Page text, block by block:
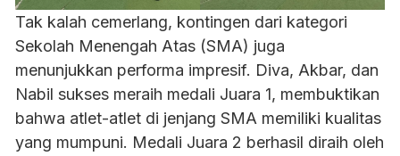
Tak kalah cemerlang, kontingen dari kategori
Sekolah Menengah Atas (SMA) juga
menunjukkan performa impresif. Diva, Akbar, dan
Nabil sukses meraih medali Juara 1, membuktikan
bahwa atlet-atlet di jenjang SMA memiliki kualitas
yang mumpuni. Medali Juara 2 berhasil diraih oleh